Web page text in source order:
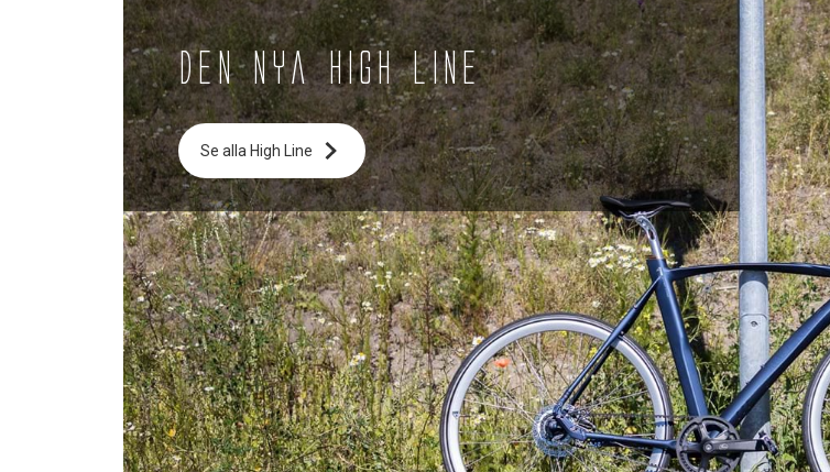
Den nya High Line
Se alla High Line